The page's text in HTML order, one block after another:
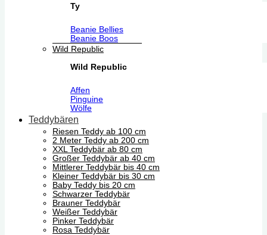
Ty
Beanie Bellies
Beanie Boos
Wild Republic
Wild Republic
Affen
Pinguine
Wölfe
Teddybären
Riesen Teddy ab 100 cm
2 Meter Teddy ab 200 cm
XXL Teddybär ab 80 cm
Großer Teddybär ab 40 cm
Mittlerer Teddybär bis 40 cm
Kleiner Teddybär bis 30 cm
Baby Teddy bis 20 cm
Schwarzer Teddybär
Brauner Teddybär
Weißer Teddybär
Pinker Teddybär
Rosa Teddybär